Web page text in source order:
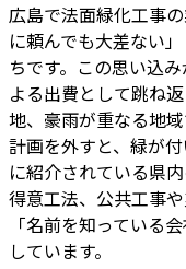
広島で法面緑化工事
に頼んでも大差ない
ちです。この思い込
よる出費として跳ね
地、豪雨が重なる地
計画を外すと、緑が
に紹介されている県
得意工法、公共工事
「名前を知っている
しています。